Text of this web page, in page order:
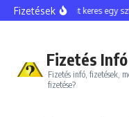
Ugrás a tartalomhoz
FizetésekMennyit keres egy
Fizetés Infó
Fizetés infó, fizetések,
fizetése?